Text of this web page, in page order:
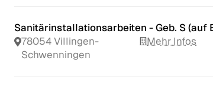
Sanitärinstallationsarbeiten - Geb. S (auf
78054 Villingen-
Schwenningen
Mehr Infos